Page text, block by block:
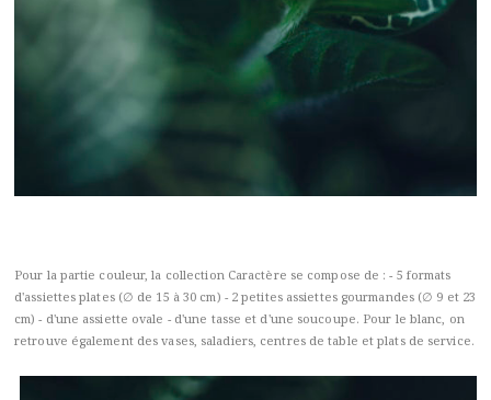
Pour la partie couleur, la collection Caractère se compose de : - 5 formats
d'assiettes plates (∅ de 15 à 30 cm) - 2 petites assiettes gourmandes (∅ 9 et 23
cm) - d'une assiette ovale - d'une tasse et d'une soucoupe. Pour le blanc, on
retrouve également des vases, saladiers, centres de table et plats de service.